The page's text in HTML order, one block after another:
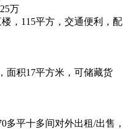
万
，115平方，交通便利，配
面积17平方米，可储藏货
平十多间对外出租/出售，